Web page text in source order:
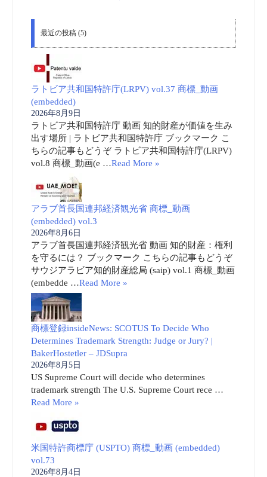
最近の投稿 (5)
ラトビア共和国特許庁(LRPV) vol.37 商標_動画
(embedded)
2026年8月9日
ラトビア共和国特許庁 動画 知的財産が価値を生み
出す場所 | ラトビア共和国特許庁 ブックマーク こ
ちらの記事もどうぞ ラトビア共和国特許庁(LRPV)
vol.8 商標_動画(e …Read More »
アラブ首長国連邦経済観光省 商標_動画
(embedded) vol.3
2026年8月6日
アラブ首長国連邦経済観光省 動画 知的財産：権利
を守るには？ ブックマーク こちらの記事もどうぞ
サウジアラビア知的財産総局 (saip) vol.1 商標_動画
(embedde …Read More »
商標登録insideNews: SCOTUS To Decide Who
Determines Trademark Strength: Judge or Jury? |
BakerHostetler – JDSupra
2026年8月5日
US Supreme Court will decide who determines
trademark strength The U.S. Supreme Court rece …
Read More »
米国特許商標庁 (USPTO) 商標_動画 (embedded)
vol.73
2026年8月4日